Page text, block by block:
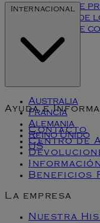
Política de
Términos de
Política de
Klarna
Internacional
Australia
Francia
Alemania
Reino Unido
US
Ayuda e
Contacto
Centro de
Beneficios
La empresa
Nuestra